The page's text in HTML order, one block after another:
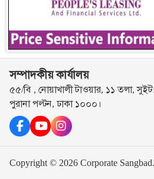
সম্পাদকীয় কার্যালয়
৫৫/বি , নোয়াখালী টাওয়ার, ১১ তলা,
পুরানা পল্টন, ঢাকা ১০০০।
Copyright © 2026 Corporate